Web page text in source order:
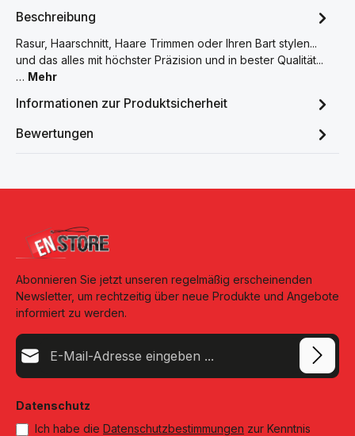
Beschreibung
Rasur, Haarschnitt, Haare Trimmen oder Ihren Bart stylen...
und das alles mit höchster Präzision und in bester Qualität...
… Mehr
Informationen zur Produktsicherheit
Bewertungen
Abonnieren Sie jetzt unseren regelmäßig erscheinenden
Newsletter, um rechtzeitig über neue Produkte und Angebote
informiert zu werden.
E-Mail-Adresse*
Datenschutz
Ich habe die Datenschutzbestimmungen zur Kenntnis